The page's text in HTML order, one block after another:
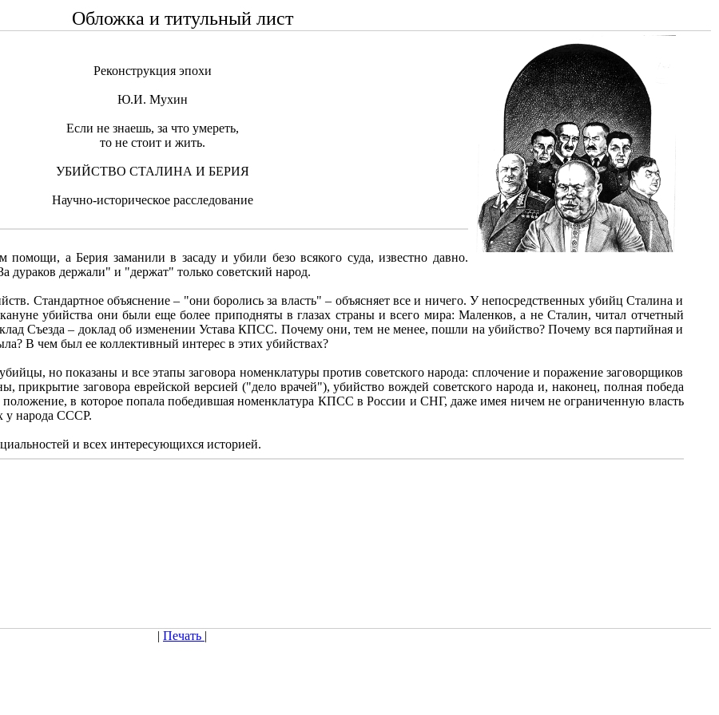
Обложка и титульный лист
Реконструкция эпохи
Ю.И. Мухин
Если не знаешь, за что умереть,
то не стоит и жить.
УБИЙСТВО СТАЛИНА И БЕРИЯ
Научно-историческое расследование
а Берия заманили в засаду и убили безо всякого суда, известно давно.
дураков держали" и "держат" только советский народ.
Стандартное объяснение – "они боролись за власть" – объясняет все и ничего. У непосредственных убийц Сталина и
убийства они были еще более приподняты в глазах страны и всего мира: Маленков, а не Сталин, читал отчетный
Съезда – доклад об изменении Устава КПСС. Почему они, тем не менее, пошли на убийство? Почему вся партийная и
В чем был ее коллективный интерес в этих убийствах?
но показаны и все этапы заговора номенклатуры против советского народа: сплочение и поражение заговорщиков
прикрытие заговора еврейской версией ("дело врачей"), убийство вождей советского народа и, наконец, полная победа
положение, в которое попала победившая номенклатура КПСС в России и СНГ, даже имея ничем не ограниченную власть
у народа СССР.
и всех интересующихся историей.
| Печать |